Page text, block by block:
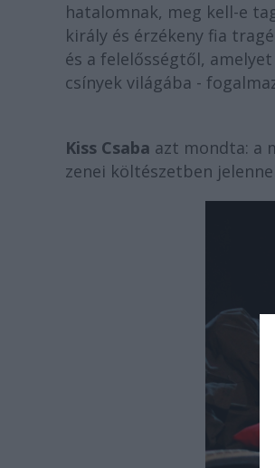
hatalomnak, meg kell-e
király és érzékeny fia
és a felelősségtől,
csínyek világába -
Kiss Csaba azt mondta: a
zenei költészetben